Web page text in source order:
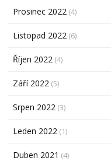
Prosinec 2022 (4)
Listopad 2022 (6)
Říjen 2022 (4)
Září 2022 (5)
Srpen 2022 (3)
Leden 2022 (1)
Duben 2021 (4)